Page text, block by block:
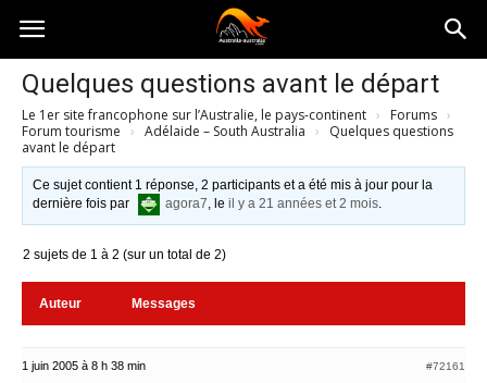
Australia-
australie.com
Quelques questions avant le départ
Le 1er site francophone sur l’Australie, le pays-continent › Forums ›
Forum tourisme › Adélaide – South Australia ›
Quelques questions
avant le départ
Ce sujet contient 1 réponse, 2 participants et a été mis à jour pour la
dernière fois par
agora7, leil y a 21 années et 2 mois.
2 sujets de 1 à 2 (sur un total de 2)
Auteur Messages
1 juin 2005 à 8 h 38 min #72161